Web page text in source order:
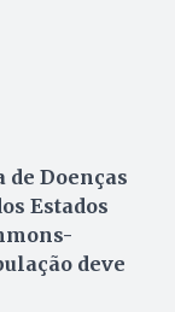
de Doenças
Estados
deve